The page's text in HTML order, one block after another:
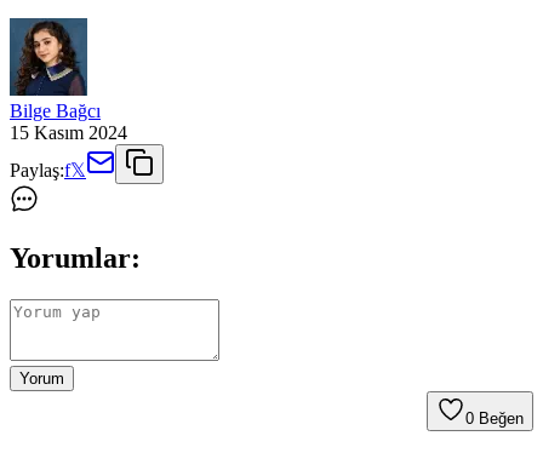
Bilge Bağcı
15 Kasım 2024
Paylaş:f𝕏
Yorumlar:
Yorum
0 Beğen